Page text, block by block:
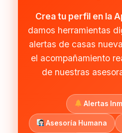
Crea tu perfil en la
damos herramientas
alertas de casas
el acompañamiento
de nuestras
Alertas
Asesoría Humana